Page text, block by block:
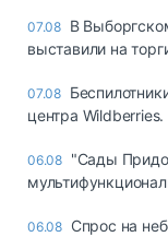
07.08 В
выставили на
07.08
центра
06.08 "Сады
06.08 Спрос на